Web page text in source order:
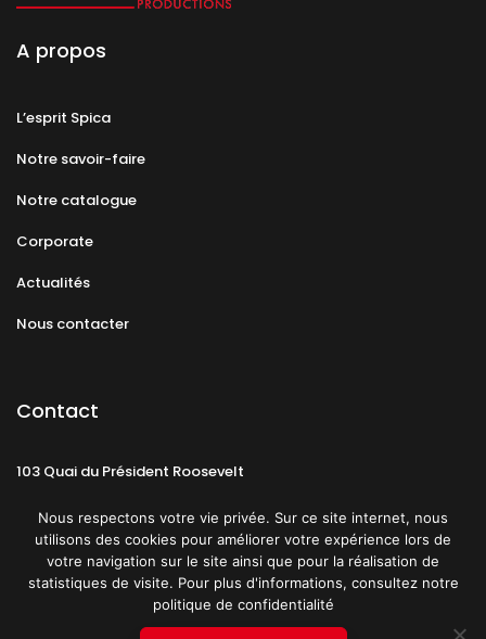
A propos
L’esprit Spica
Notre savoir-faire
Notre catalogue
Corporate
Actualités
Nous contacter
Contact
103 Quai du Président Roosevelt
CGU Politique de confidentialité
Nous respectons votre vie privée. Sur ce site internet, nous
utilisons des cookies pour améliorer votre expérience lors de
votre navigation sur le site ainsi que pour la réalisation de
statistiques de visite. Pour plus d'informations, consultez notre
politique de confidentialité